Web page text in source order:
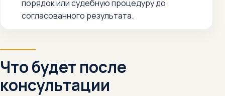
порядок или судебную процедуру до
согласованного результата.
Что будет после
консультации